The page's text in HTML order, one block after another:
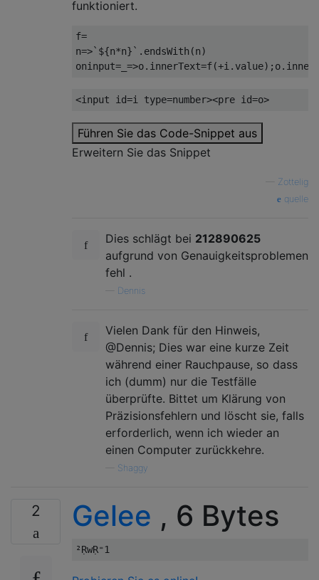
funktioniert.
f=
n=>` ${n*n}`. endsWith (n)
oninput= =>o. innerText=f(+i . value); o.
<input id=i type=number><pre id=o>
Führen Sie das Code-Snippet aus
Erweitern Sie das Snippet
Zottelig
quelle
Dies schlägt bei 212890625
aufgrund von Genauigkeitsproblemen
fehl .
Dennis
Vielen Dank für den Hinweis,
@Dennis; Dies war eine kurze Zeit
während einer Rauchpause, so dass
ich (dumm) nur die Testfälle
überprüfte. Bittet um Klärung von
Präzisionsfehlern und löscht sie, falls
erforderlich, wenn ich wieder an
einen Computer zurückkehre.
Shaggy
2 Gelee , 6 Bytes